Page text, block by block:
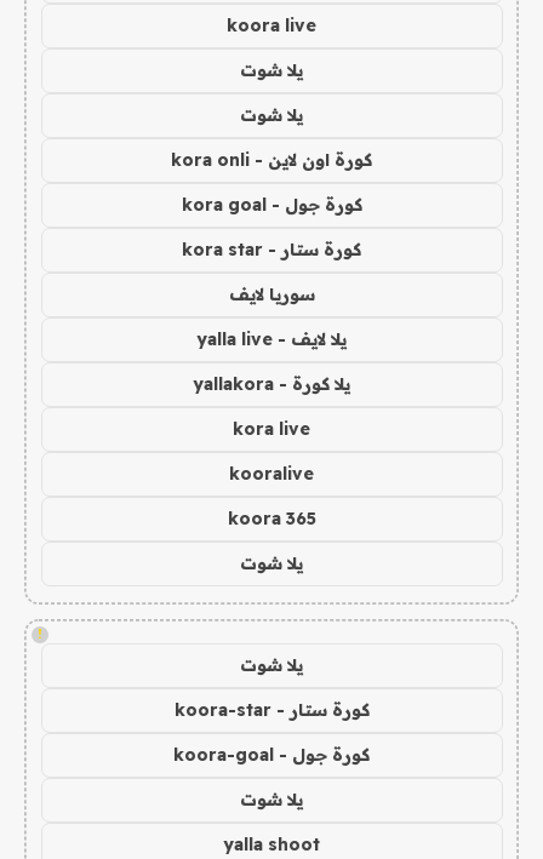
koora live
يلا شوت
يلا شوت
كورة اون لاين - kora onli
كورة جول - kora goal
كورة ستار - kora star
سوريا لايف
يلا لايف - yalla live
يلا كورة - yallakora
kora live
kooralive
koora 365
يلا شوت
!
يلا شوت
كورة ستار - koora-star
كورة جول - koora-goal
يلا شوت
yalla shoot